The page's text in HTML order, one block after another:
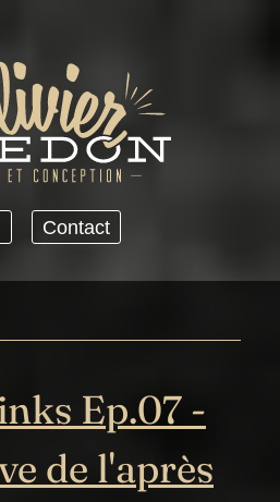
Contact
Ep.07 -
de l'après